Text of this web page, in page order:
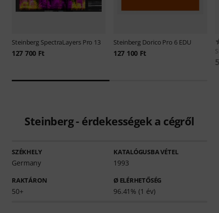
Steinberg SpectraLayers Pro 13
127 700 Ft
Steinberg Dorico Pro 6 EDU
127 100 Ft
Steinberg - érdekességek a cégről
SZÉKHELY
Germany
KATALÓGUSBA VÉTEL
1993
RAKTÁRON
50+
Ø ELÉRHETŐSÉG
96.41% (1 év)